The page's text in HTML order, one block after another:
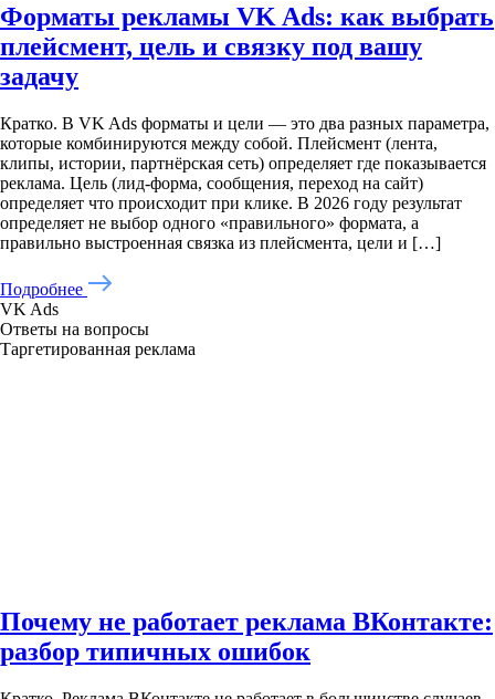
Форматы рекламы VK Ads: как выбрать
плейсмент, цель и связку под вашу
задачу
Кратко. В VK Ads форматы и цели — это два разных параметра,
которые комбинируются между собой. Плейсмент (лента,
клипы, истории, партнёрская сеть) определяет где показывается
реклама. Цель (лид-форма, сообщения, переход на сайт)
определяет что происходит при клике. В 2026 году результат
определяет не выбор одного «правильного» формата, а
правильно выстроенная связка из плейсмента, цели и […]
Подробнее
VK Ads
Ответы на вопросы
Таргетированная реклама
Почему не работает реклама ВКонтакте:
разбор типичных ошибок